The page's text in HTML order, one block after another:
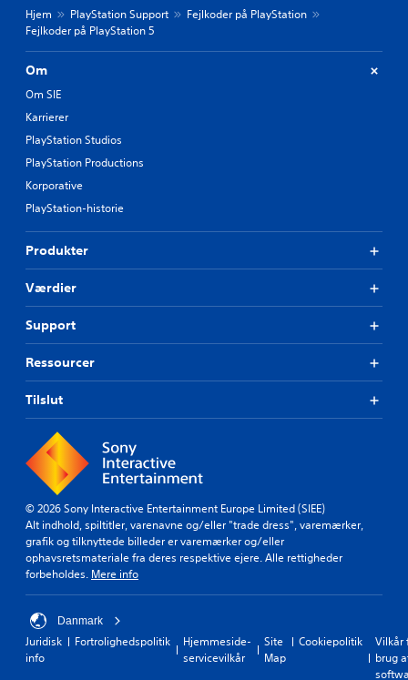
Hjem PlayStation Support
Fejlkoder på PlayStation
Fejlkoder på PlayStation 5
Om
Om SIE
Karrierer
PlayStation Studios
PlayStation Productions
Korporative
PlayStation-historie
Produkter
Værdier
Support
Ressourcer
Tilslut
© 2026 Sony Interactive Entertainment Europe Limited (SIEE)
Alt indhold, spiltitler, varenavne og/eller "trade dress", varemærker,
grafik og tilknyttede billeder er varemærker og/eller
ophavsretsmateriale fra deres respektive ejere. Alle rettigheder
forbeholdes. Mere info
Danmark
Juridisk
info
Fortrolighedspolitik
Hjemmeside-
servicevilkår
Site
Map
Cookiepolitik
Vilkår
brug